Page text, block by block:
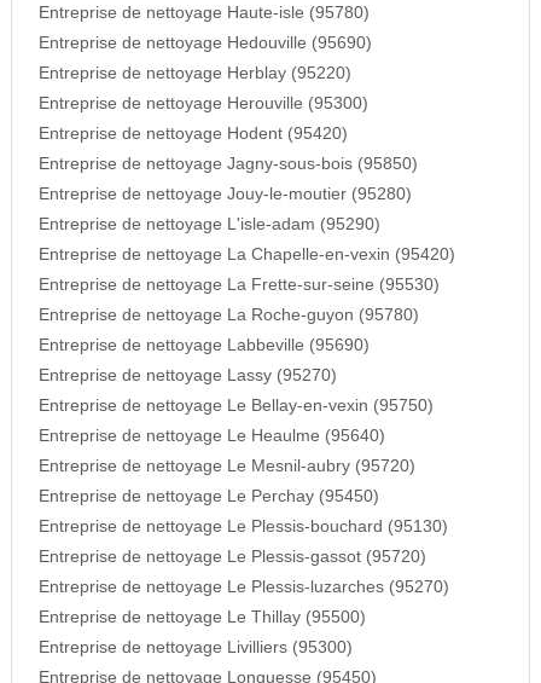
Entreprise de nettoyage Haute-isle (95780)
Entreprise de nettoyage Hedouville (95690)
Entreprise de nettoyage Herblay (95220)
Entreprise de nettoyage Herouville (95300)
Entreprise de nettoyage Hodent (95420)
Entreprise de nettoyage Jagny-sous-bois (95850)
Entreprise de nettoyage Jouy-le-moutier (95280)
Entreprise de nettoyage L'isle-adam (95290)
Entreprise de nettoyage La Chapelle-en-vexin (95420)
Entreprise de nettoyage La Frette-sur-seine (95530)
Entreprise de nettoyage La Roche-guyon (95780)
Entreprise de nettoyage Labbeville (95690)
Entreprise de nettoyage Lassy (95270)
Entreprise de nettoyage Le Bellay-en-vexin (95750)
Entreprise de nettoyage Le Heaulme (95640)
Entreprise de nettoyage Le Mesnil-aubry (95720)
Entreprise de nettoyage Le Perchay (95450)
Entreprise de nettoyage Le Plessis-bouchard (95130)
Entreprise de nettoyage Le Plessis-gassot (95720)
Entreprise de nettoyage Le Plessis-luzarches (95270)
Entreprise de nettoyage Le Thillay (95500)
Entreprise de nettoyage Livilliers (95300)
Entreprise de nettoyage Longuesse (95450)